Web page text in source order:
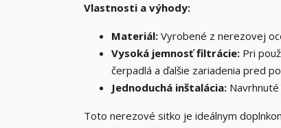
Vlastnosti a výhody:
Materiál: Vyrobené z nerezovej
Vysoká jemnosť filtrácie: Pri
čerpadlá a ďalšie zariadenia pred
Jednoduchá inštalácia:
Toto nerezové sitko je ideálnym